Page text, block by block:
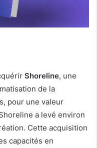
Shoreline, une
de la
pour une valeur
a levé environ
Cette acquisition
capacités en